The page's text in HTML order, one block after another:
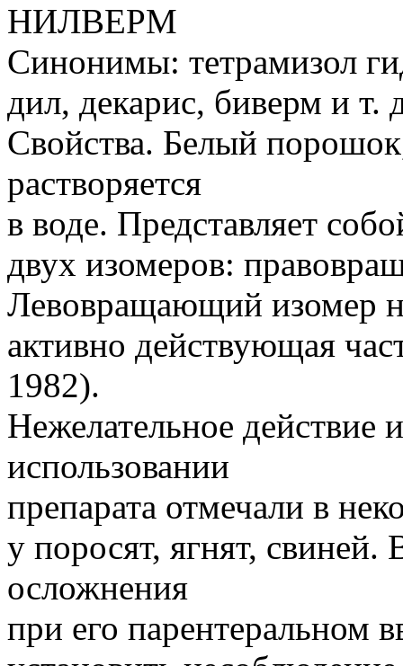
НИЛВЕРМ
Синонимы: тетрамизол
дил, декарис, биверм и т.
Свойства. Белый
растворяется
в воде. Представляет
двух изомеров:
Левовращающий изомер
активно действующая
1982).
Нежелательное действие
использовании
препарата отмечали в
у поросят, ягнят, свиней.
осложнения
при его парентеральном